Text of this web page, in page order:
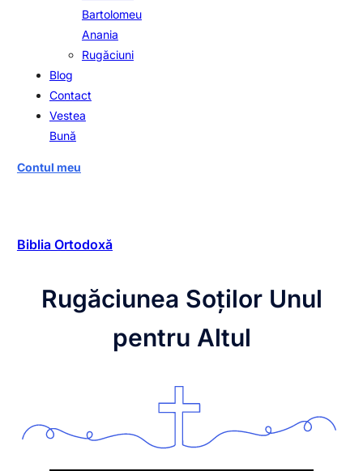
Bartolomeu
Anania
Rugăciuni
Blog
Contact
Vestea
Bună
Contul meu
Biblia Ortodoxă
Rugăciunea Soților Unul
pentru Altul